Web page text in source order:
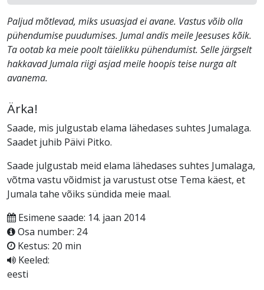
Paljud mõtlevad, miks usuasjad ei avane. Vastus võib olla
pühendumise puudumises. Jumal andis meile Jeesuses kõik.
Ta ootab ka meie poolt täielikku pühendumist. Selle järgselt
hakkavad Jumala riigi asjad meile hoopis teise nurga alt
avanema.
Ärka!
Saade, mis julgustab elama lähedases suhtes Jumalaga.
Saadet juhib Päivi Pitko.
Saade julgustab meid elama lähedases suhtes Jumalaga,
võtma vastu võidmist ja varustust otse Tema käest, et
Jumala tahe võiks sündida meie maal.
Esimene saade: 14. jaan 2014
Osa number: 24
Kestus: 20 min
Keeled:
eesti